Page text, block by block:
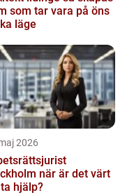
som tar vara på öns
läge
2026
när är det värt
hjälp?